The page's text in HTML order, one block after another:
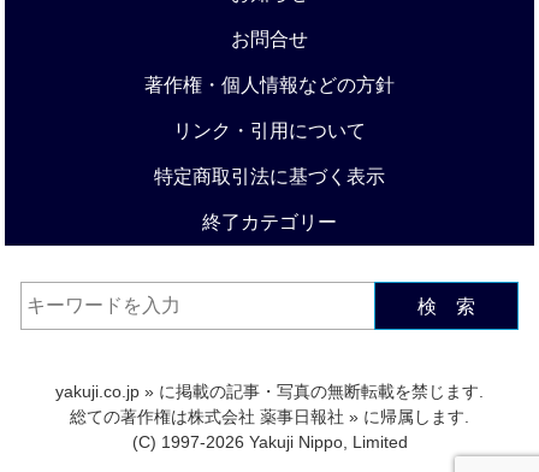
お問合せ
著作権・個人情報などの方針
リンク・引用について
特定商取引法に基づく表示
終了カテゴリー
検 索
yakuji.co.jp » に掲載の記事・写真の無断転載を禁じます.
総ての著作権は株式会社 薬事日報社 » に帰属します.
(C) 1997-2026 Yakuji Nippo, Limited